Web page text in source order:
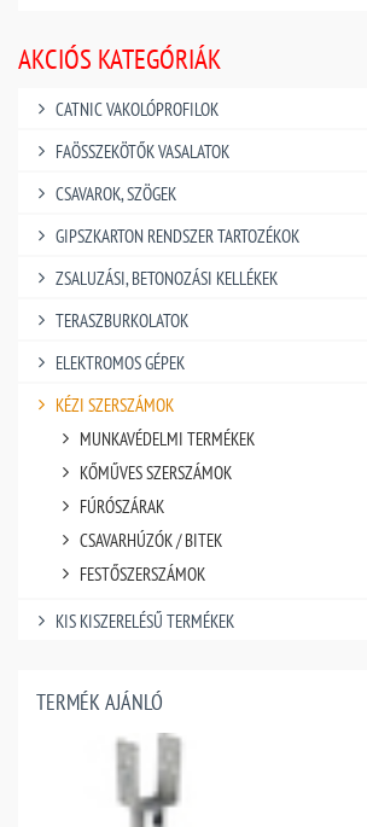
AKCIÓS KATEGÓRIÁK
CATNIC VAKOLÓPROFILOK
FAÖSSZEKÖTŐK VASALATOK
CSAVAROK, SZÖGEK
GIPSZKARTON RENDSZER TARTOZÉKOK
ZSALUZÁSI, BETONOZÁSI KELLÉKEK
TERASZBURKOLATOK
ELEKTROMOS GÉPEK
KÉZI SZERSZÁMOK
MUNKAVÉDELMI TERMÉKEK
KŐMŰVES SZERSZÁMOK
FÚRÓSZÁRAK
CSAVARHÚZÓK / BITEK
FESTŐSZERSZÁMOK
KIS KISZERELÉSŰ TERMÉKEK
TERMÉK AJÁNLÓ